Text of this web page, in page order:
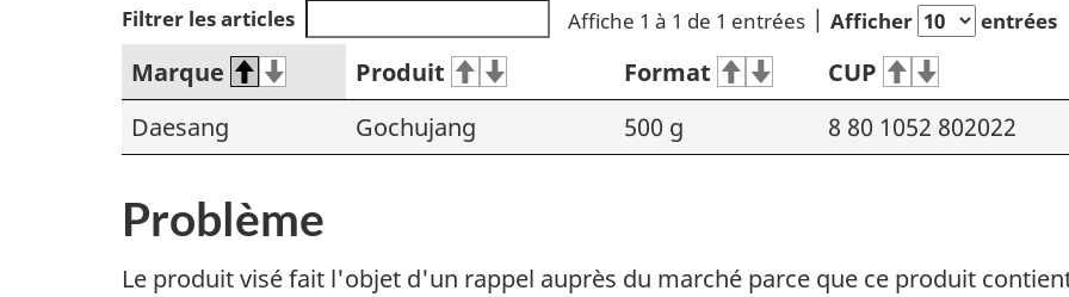
Filtrer les articles Affiche 1 à 1 de 1 entrées Afficher entrées
Marque Produit Format
CUP
Daesang
Gochujang 500 g 8 80 1052 802022
Problème
Le produit visé fait l'objet d'un rappel auprès du marché parce que ce produit c